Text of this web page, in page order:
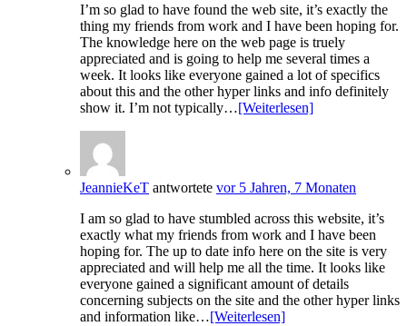
I’m so glad to have found the web site, it’s exactly the
thing my friends from work and I have been hoping for.
The knowledge here on the web page is truely
appreciated and is going to help me several times a
week. It looks like everyone gained a lot of specifics
about this and the other hyper links and info definitely
show it. I’m not typically…[Weiterlesen]
JeannieKeT antwortete vor 5 Jahren, 7 Monaten
I am so glad to have stumbled across this website, it’s
exactly what my friends from work and I have been
hoping for. The up to date info here on the site is very
appreciated and will help me all the time. It looks like
everyone gained a significant amount of details
concerning subjects on the site and the other hyper links
and information like…[Weiterlesen]